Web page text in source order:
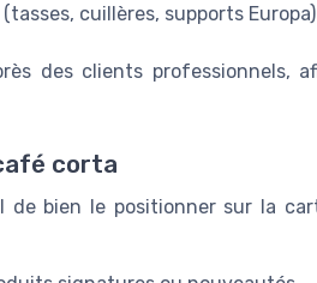
cuillères, supports
des clients professionnels,
corta
bien le positionner sur la